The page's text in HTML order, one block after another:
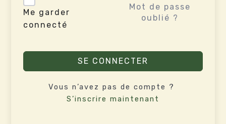
Me garder
connecté
Mot de passe
oublié ?
SE CONNECTER
Vous n’avez pas de compte ?
S’inscrire maintenant